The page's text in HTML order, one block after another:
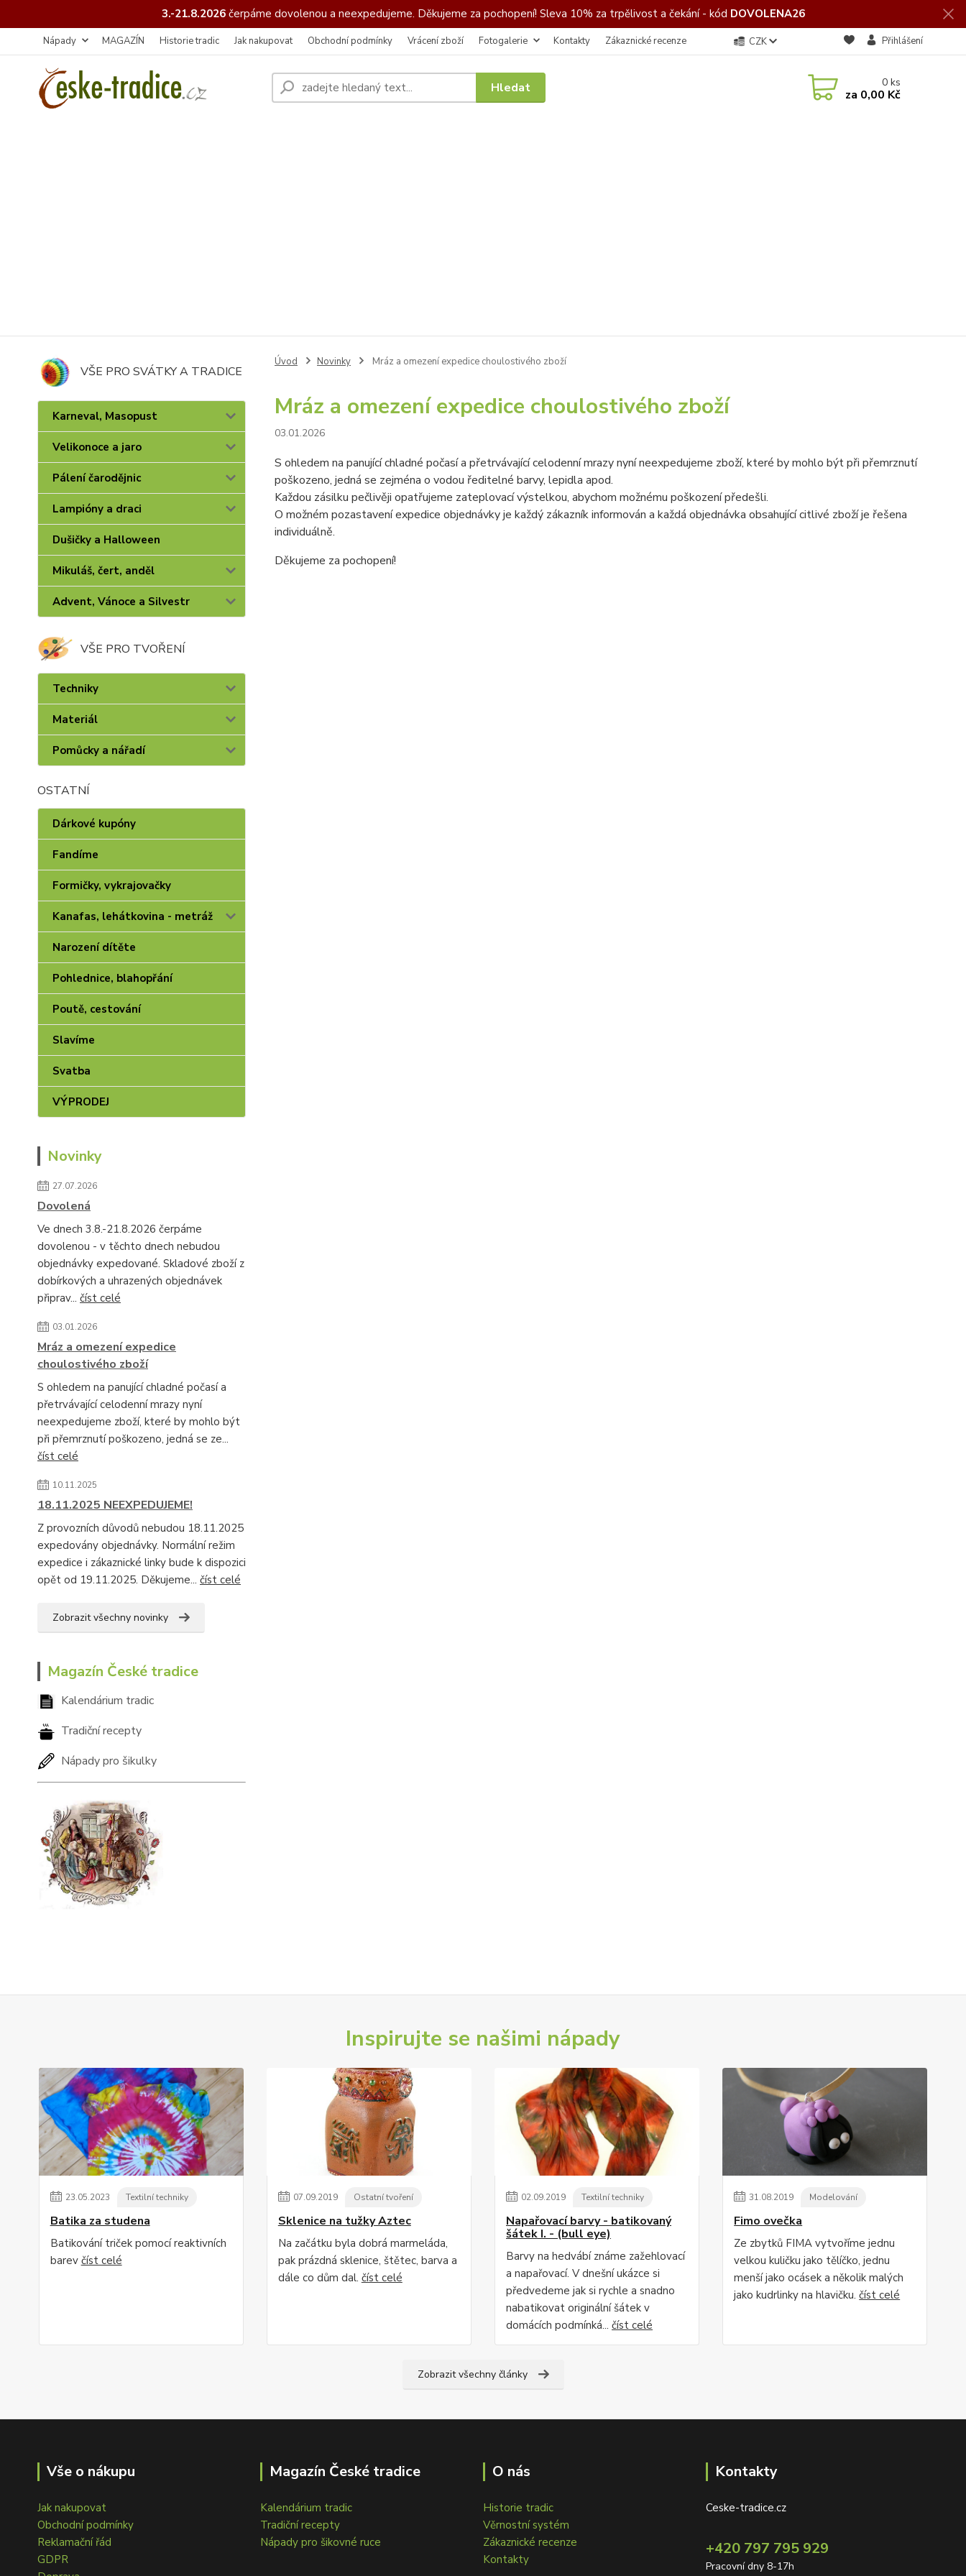
3.-21.8.2026čerpáme dovolenou a neexpedujeme. Děkujeme za pochopení! Sleva 10% za trpělivost a čekání - kód DOVOLENA26
Nápady MAGAZÍN Historie tradic Jak nakupovat Obchodní podmínky Vrácení zboží Fotogalerie Kontakty Zákaznické recenze CZK Přihlášení
Hledat 0ks
za 0,00 Kč
VŠE PRO SVÁTKY A TRADICE
Karneval, Masopust
Velikonoce a jaro
Pálení čarodějnic
Lampióny a draci
Dušičky a Halloween
Mikuláš, čert, anděl
Advent, Vánoce a Silvestr
VŠE PRO TVOŘENÍ
Techniky
Materiál
Pomůcky a nářadí
OSTATNÍ
Dárkové kupóny
Fandíme
Formičky, vykrajovačky
Kanafas, lehátkovina - metráž
Narození dítěte
Pohlednice, blahopřání
Poutě, cestování
Slavíme
Svatba
VÝPRODEJ
Novinky
27.07.2026
Dovolená
Ve dnech 3.8.-21.8.2026 čerpáme
dovolenou - v těchto dnech nebudou
objednávky expedované. Skladové zboží z
dobírkových a uhrazených objednávek
připrav... číst celé
03.01.2026
Mráz a omezení expedice
choulostivého zboží
S ohledem na panující chladné počasí a
přetrvávající celodenní mrazy nyní
neexpedujeme zboží, které by mohlo být
při přemrznutí poškozeno, jedná se ze...
číst celé
10.11.2025
18.11.2025 NEEXPEDUJEME!
Z provozních důvodů nebudou 18.11.2025
expedovány objednávky. Normální režim
expedice i zákaznické linky bude k dispozici
opět od 19.11.2025. Děkujeme... číst celé
Zobrazit všechny novinky
Magazín České tradice
Kalendárium tradic
Tradiční recepty
Nápady pro šikulky
Úvod Novinky Mráz a omezení expedice choulostivého zboží
Mráz a omezení expedice choulostivého zboží
03.01.2026
S ohledem na panující chladné počasí a přetrvávající celodenní mrazy nyní neexpedujeme zboží, které by mohlo být při přemrznutí
poškozeno, jedná se zejména o vodou ředitelné barvy, lepidla apod.
Každou zásilku pečlivěji opatřujeme zateplovací výstelkou, abychom možnému poškození předešli.
O možném pozastavení expedice objednávky je každý zákazník informován a každá objednávka obsahující citlivé zboží je řešena
individuálně.
Děkujeme za pochopení!
Inspirujte se našimi nápady
23.05.2023 Textilní techniky
Batika za studena
Batikování triček pomocí reaktivních
barev číst celé
07.09.2019 Ostatní tvoření
Sklenice na tužky Aztec
Na začátku byla dobrá marmeláda,
pak prázdná sklenice, štětec, barva a
dále co dům dal. číst celé
02.09.2019 Textilní techniky
Napařovací barvy - batikovaný
šátek I. - (bull eye)
Barvy na hedvábí známe zažehlovací
a napařovací. V dnešní ukázce si
předvedeme jak si rychle a snadno
nabatikovat originální šátek v
domácích podmínká... číst celé
31.08.2019 Modelování
Fimo ovečka
Ze zbytků FIMA vytvoříme jednu
velkou kuličku jako tělíčko, jednu
menší jako ocásek a několik malých
jako kudrlinky na hlavičku.číst celé
Zobrazit všechny články
Vše o nákupu
Jak nakupovat
Obchodní podmínky
Reklamační řád
GDPR
Magazín České tradice
Kalendárium tradic
Tradiční recepty
Nápady pro šikovné ruce
O nás
Historie tradic
Věrnostní systém
Zákaznické recenze
Kontakty
Kontakty
Ceske-tradice.cz
+420 797 795 929
Pracovní dny 8-17h